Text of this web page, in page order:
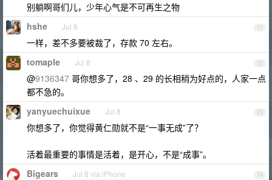
别躺啊哥们儿，少年心气是不可再生之物
71
hshe Jul 8
一样，差不多要被裁了，存款 70 左右。
72
tomaple Jul 8
@9136347 哥你想多了，28 、29 的长相稍为好点的，人家一点
都不急的。
73
yanyuechuixue Jul 8
你想多了，你觉得黄仁勋就不是“一事无成”了？
活着最重要的事情是活着，是开心，不是“成事”。
74
Bigears Jul 8 via iPhone